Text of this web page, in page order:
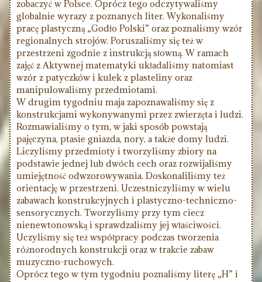
zobaczyć w Polsce. Oprócz tego odczytywaliśmy
globalnie wyrazy z poznanych liter. Wykonaliśmy
pracę plastyczną „Godło Polski” oraz poznaliśmy wzór
regionalnych strojów. Poruszaliśmy się też w
przestrzeni zgodnie z instrukcją słowną. W ramach
zajęć z Aktywnej matematyki układaliśmy natomiast
wzór z patyczków i kulek z plasteliny oraz
manipulowaliśmy przedmiotami.
W drugim tygodniu maja zapoznawaliśmy się z
konstrukcjami wykonywanymi przez zwierzęta i ludzi.
Rozmawialiśmy o tym, w jaki sposób powstają
pajęczyna, ptasie gniazda, nory, a także domy ludzi.
Liczyliśmy przedmioty i tworzyliśmy zbiory na
podstawie jednej lub dwóch cech oraz rozwijaliśmy
umiejętność odwzorowywania. Doskonaliliśmy też
orientację w przestrzeni. Uczestniczyliśmy w wielu
zabawach konstrukcyjnych i plastyczno-techniczno-
sensorycznych. Tworzyliśmy przy tym ciecz
nienewtonowską i sprawdzaliśmy jej właściwości.
Uczyliśmy się też współpracy podczas tworzenia
różnorodnych konstrukcji oraz w trakcie zabaw
muzyczno-ruchowych.
Oprócz tego w tym tygodniu poznaliśmy literę „H” i